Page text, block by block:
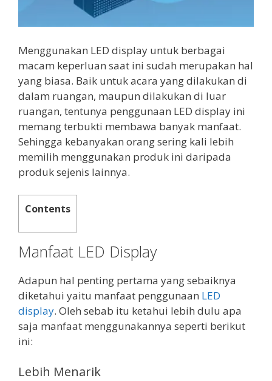
Menggunakan LED display untuk berbagai
macam keperluan saat ini sudah merupakan hal
yang biasa. Baik untuk acara yang dilakukan di
dalam ruangan, maupun dilakukan di luar
ruangan, tentunya penggunaan LED display ini
memang terbukti membawa banyak manfaat.
Sehingga kebanyakan orang sering kali lebih
memilih menggunakan produk ini daripada
produk sejenis lainnya.
Contents
Manfaat LED Display
Adapun hal penting pertama yang sebaiknya
diketahui yaitu manfaat penggunaan LED
display. Oleh sebab itu ketahui lebih dulu apa
saja manfaat menggunakannya seperti berikut
ini:
Lebih Menarik